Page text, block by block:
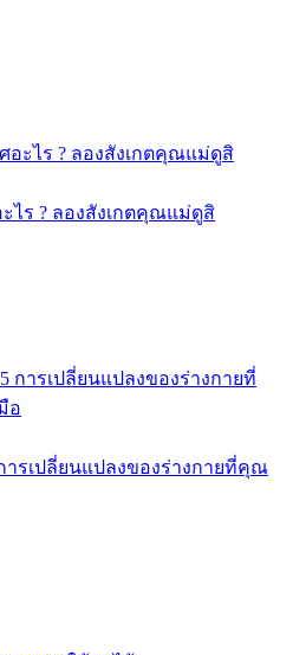
ไร ? ลองสังเกตคุณแม่ดูสิ
ารเปลี่ยนแปลงของร่างกายที่คุณ